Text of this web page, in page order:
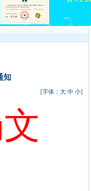
知
[字体： 大 中 小]